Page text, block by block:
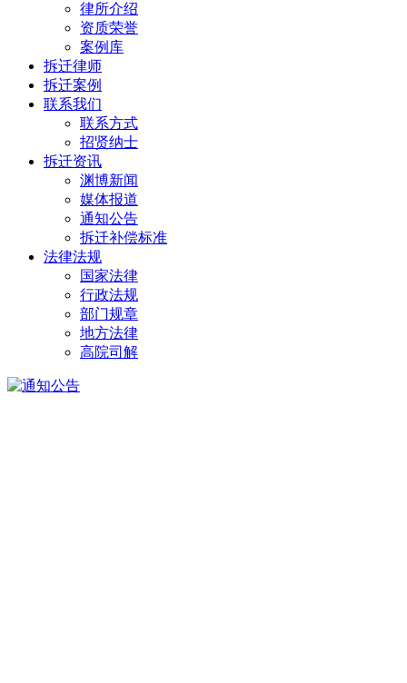
律所介绍
资质荣誉
案例库
拆迁律师
拆迁案例
联系我们
联系方式
招贤纳士
拆迁资讯
渊博新闻
媒体报道
通知公告
拆迁补偿标准
法律法规
国家法律
行政法规
部门规章
地方法律
高院司解